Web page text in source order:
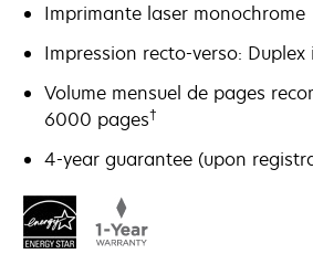
Imprimante laser monochrome
Impression recto-verso: Duplex
Volume mensuel de pages
6000 pages†
4-year guarantee (upon